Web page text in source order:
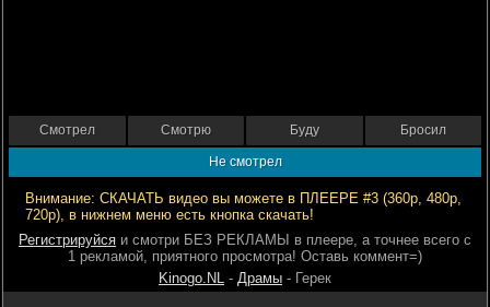
Смотрел Смотрю Буду Бросил
Не смотрел
Внимание: СКАЧАТЬ видео вы можете в ПЛЕЕРЕ #3 (360р, 480р,
720р), в нижнем меню есть кнопка скачать!
Регистрируйся и смотри БЕЗ РЕКЛАМЫ в плеере, а точнее всего с
1 рекламой, приятного просмотра! Оставь коммент=)
Kinogo.NL - Драмы - Герек